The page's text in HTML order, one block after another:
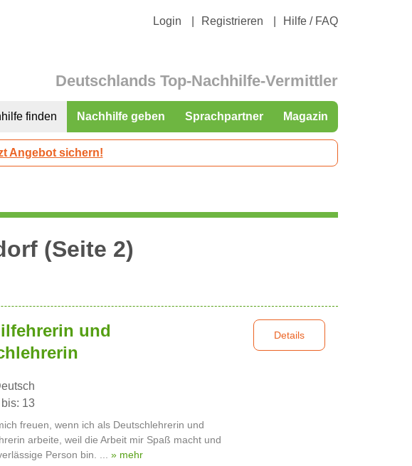
Login Registrieren Hilfe / FAQ
Deutschlands Top-Nachhilfe-Vermittler
finden Nachhilfe geben Sprachpartner Magazin
Angebot sichern!
(Seite 2)
und
bis: 13
freuen, wenn ich als Deutschlehrerin und
arbeite, weil die Arbeit mir Spaß macht und
Person bin. ... » mehr
Details